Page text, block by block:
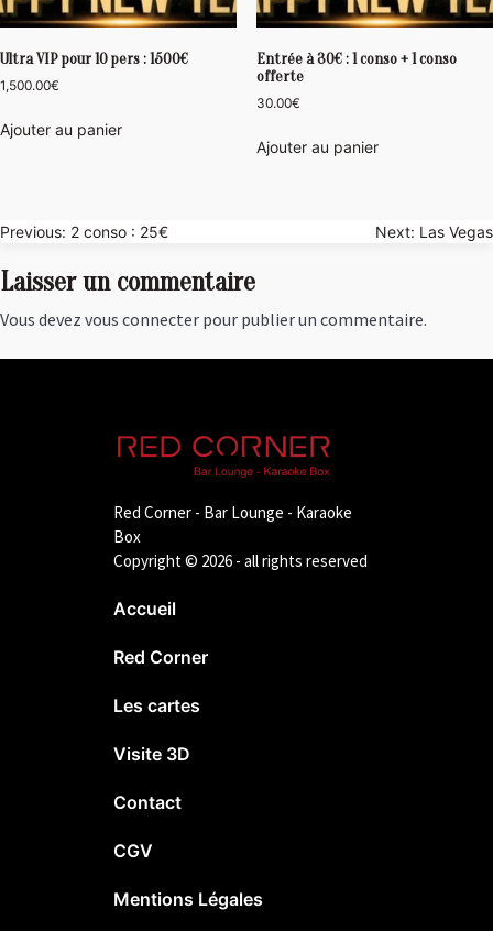
Ultra VIP pour 10 pers : 1500€
1,500.00€
Ajouter au panier
Entrée à 30€ : 1 conso + 1 conso
offerte
30.00€
Ajouter au panier
Navigation
de
l’article
Previous: 2 conso : 25€ Next: Las Vegas
Laisser un commentaire
Vous devez vous connecter pour publier un commentaire.
Red Corner - Bar Lounge - Karaoke
Box
Copyright © 2026 - all rights reserved
Accueil
Red Corner
Les cartes
Visite 3D
Contact
CGV
Mentions Légales